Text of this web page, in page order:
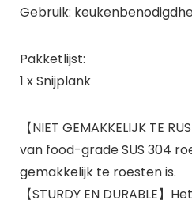
Gebruik:
Pakketlijst:
1 x Snijplank
【NIET GEMAKKELIJK TE
van food-grade SUS 304
gemakkelijk te roesten is.
【STURDY EN DURABLE